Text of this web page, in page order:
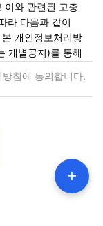
이와 관련된 고충
라 다음과 같이
개인정보처리방
개별공지)를 통해
용목적
용되지 않으며
정입니다.
사를 위한 연락
침에 동의합니다.
+